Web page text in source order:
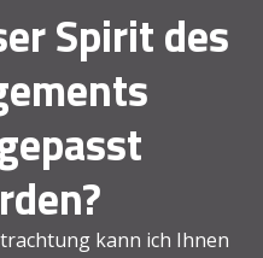
Spirit des
kann ich Ihnen